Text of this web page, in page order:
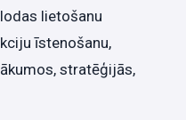
lietošanu
īstenošanu,
stratēģijās,